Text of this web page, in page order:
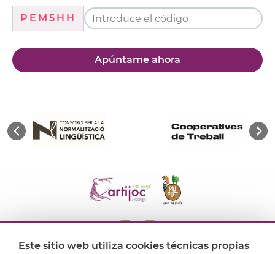
PEM5HH
Apúntame ahora
Este sitio web utiliza cookies técnicas propias